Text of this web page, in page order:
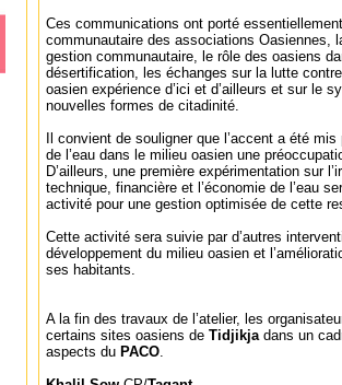
Ces communications ont porté
communautaire des associations Oasiennes,
gestion communautaire, le rôle des oasiens
désertification, les échanges sur la lutte
oasien expérience d’ici et d’ailleurs et sur le
nouvelles formes de citadinité.
Il convient de souligner que l’accent a été
de l’eau dans le milieu oasien une
D’ailleurs, une première expérimentation sur
technique, financière et l’économie de l’eau
activité pour une gestion optimisée de cette
Cette activité sera suivie par d’autres
développement du milieu oasien et
ses habitants.
A la fin des travaux de l’atelier, les
certains sites oasiens de Tidjikjadans un
aspects du PACO.